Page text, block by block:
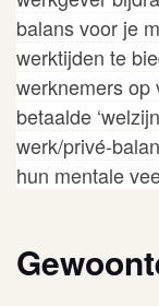
balans voor je
werktijden te
werknemers op
betaalde
werk/privé-
hun mentale